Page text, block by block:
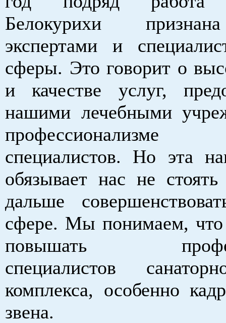
Белокурихи
экспертами и
сферы. Это говорит о
и качестве услуг,
нашими лечебными
специалистов. Но эта
обязывает нас не
дальше
сфере. Мы понимаем, что
повышать
специалистов
комплекса, особенно
звена.